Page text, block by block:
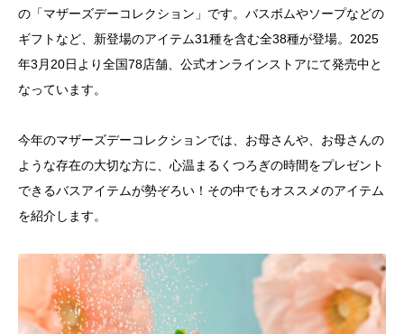
の「マザーズデーコレクション」です。バスボムやソープなどの
ギフトなど、新登場のアイテム31種を含む全38種が登場。2025
年3月20日より全国78店舗、公式オンラインストアにて発売中と
なっています。
今年のマザーズデーコレクションでは、お母さんや、お母さんの
ような存在の大切な方に、心温まるくつろぎの時間をプレゼント
できるバスアイテムが勢ぞろい！その中でもオススメのアイテム
を紹介します。